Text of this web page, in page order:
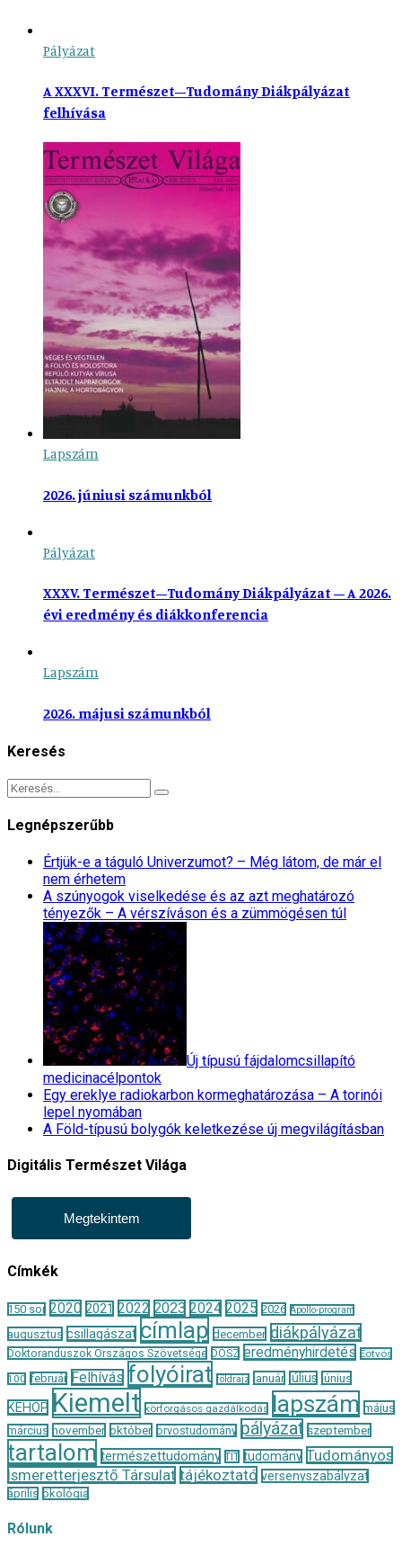
Pályázat
A XXXVI. Természet–Tudomány Diákpályázat
felhívása
Lapszám
2026. júniusi számunkból
Pályázat
XXXV. Természet–Tudomány Diákpályázat – A 2026.
évi eredmény és diákkonferencia
Lapszám
2026. májusi számunkból
Keresés
Legnépszerűbb
Értjük-e a táguló Univerzumot? – Még látom, de már el
nem érhetem
A szúnyogok viselkedése és az azt meghatározó
tényezők – A vérszíváson és a zümmögésen túl
Új típusú fájdalomcsillapító
medicinacélpontok
Egy ereklye radiokarbon kormeghatározása – A torinói
lepel nyomában
A Föld-típusú bolygók keletkezése új megvilágításban
Digitális Természet Világa
Megtekintem
Címkék
150 sor 2020 2021 2022 2023 2024 2025 2026 Apollo-program
augusztus csillagászat címlap december diákpályázat
Doktoranduszok Országos Szövetsége DOSZ eredményhirdetés Eötvös
100 február Felhívás folyóirat földrajz január július június
KEHOP Kiemelt körforgásos gazdálkodás lapszám május
március november október orvostudomány pályázat szeptember
tartalom természettudomány TIT tudomány Tudományos
Ismeretterjesztő Társulat tájékoztató versenyszabályzat
április ökológia
Rólunk